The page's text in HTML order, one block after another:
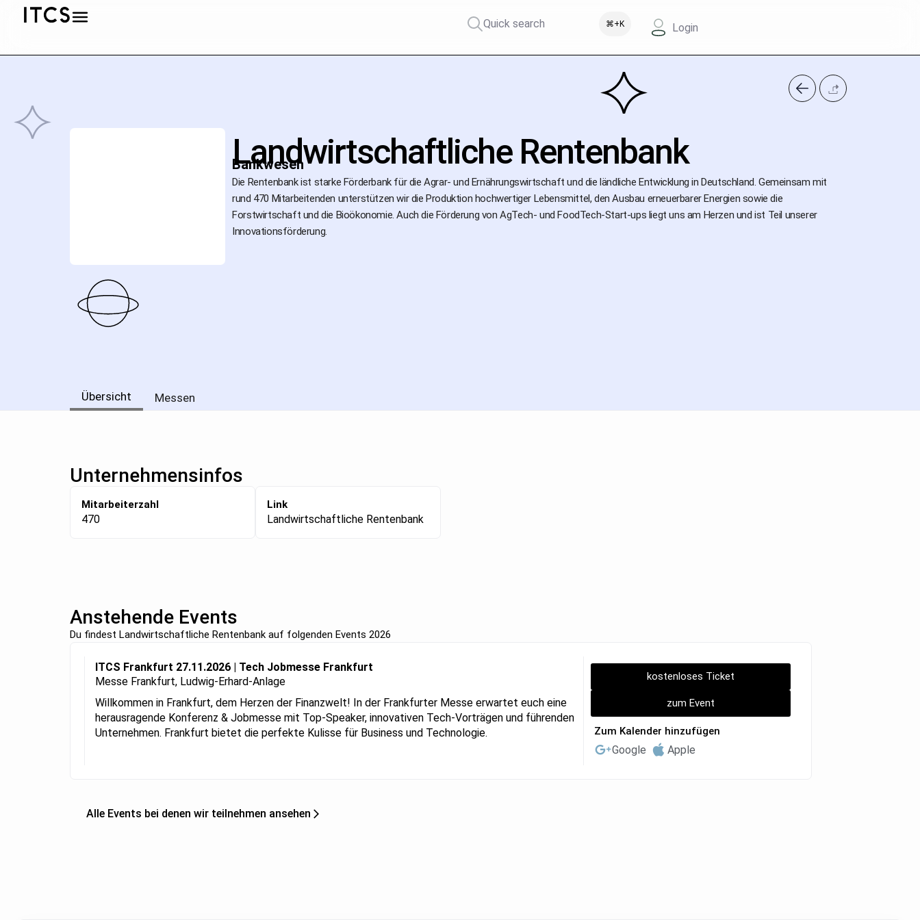
Quick search ⌘+K Login
Landwirtschaftliche Rentenbank
Bankwesen
Die Rentenbank ist starke Förderbank für die Agrar- und Ernährungswirtschaft und die ländliche Entwicklung in Deutschland. Gemeinsam mit
rund 470 Mitarbeitenden unterstützen wir die Produktion hochwertiger Lebensmittel, den Ausbau erneuerbarer Energien sowie die
Forstwirtschaft und die Bioökonomie. Auch die Förderung von AgTech- und FoodTech-Start-ups liegt uns am Herzen und ist Teil unserer
Innovationsförderung.
Übersicht Messen
Unternehmensinfos
Mitarbeiterzahl
470
Link
Landwirtschaftliche Rentenbank
Anstehende Events
Du findest Landwirtschaftliche Rentenbank auf folgenden Events 2026
ITCS Frankfurt 27.11.2026 | Tech Jobmesse Frankfurt
Messe Frankfurt, Ludwig-Erhard-Anlage
Willkommen in Frankfurt, dem Herzen der Finanzwelt! In der Frankfurter Messe erwartet euch eine
herausragende Konferenz & Jobmesse mit Top-Speaker, innovativen Tech-Vorträgen und führenden
Unternehmen. Frankfurt bietet die perfekte Kulisse für Business und Technologie.
kostenloses Ticket
zum Event
Zum Kalender hinzufügen
Google Apple
Alle Events bei denen wir teilnehmen ansehen